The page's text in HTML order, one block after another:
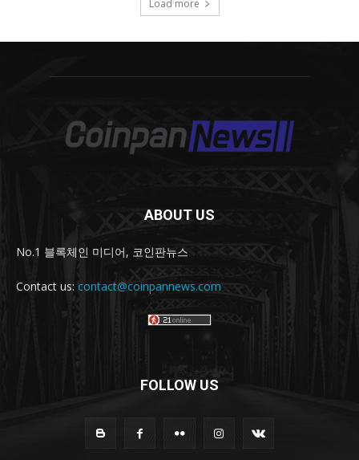
ABOUT US
No.1 블록체인 미디어, 코인판뉴스
Contact us: contact@coinpannews.com
FOLLOW US